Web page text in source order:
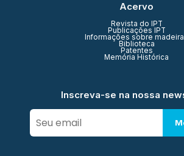
Acervo
Revista do IPT
Publicações IPT
Informações sobre
Biblioteca
Patentes
Memória Histórica
Inscreva-se na nossa